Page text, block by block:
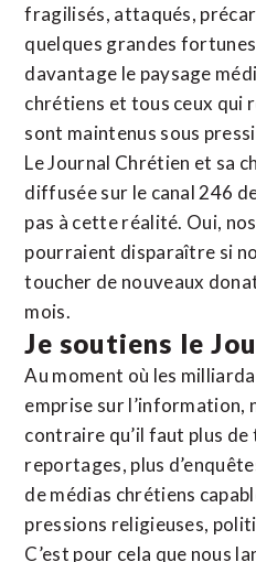
fragilisés, attaqués,
quelques grandes
davantage le paysage
chrétiens et tous ceux qui
sont maintenus sous
Le Journal Chrétien et sa
diffusée sur le canal 246
pas à cette réalité. Oui,
pourraient disparaître si
toucher de nouveaux
mois.
Je soutiens le
Au moment où les
emprise sur l’information,
contraire qu’il faut plus
reportages, plus
de médias chrétiens
pressions religieuses,
C’est pour cela que nous